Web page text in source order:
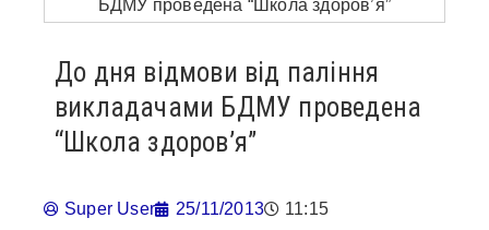
До дня відмови від паління
викладачами БДМУ проведена
“Школа здоров’я”
Super User 25/11/2013 11:15